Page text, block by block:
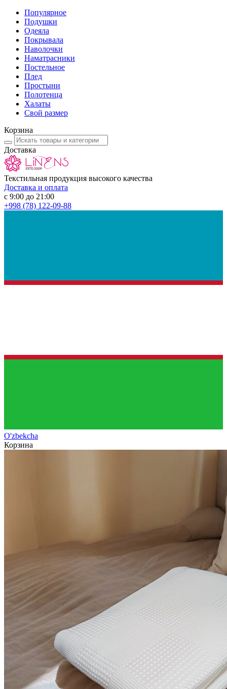
Популярное
Подушки
Одеяла
Покрывала
Наволочки
Наматрасники
Постельное
Плед
Простыни
Полотенца
Халаты
Свой размер
Корзина
Доставка
Текстильная продукция высокого качества
Доставка и оплата
с 9:00 до 21:00
+998 (78) 122-09-88
O'zbekcha
Корзина